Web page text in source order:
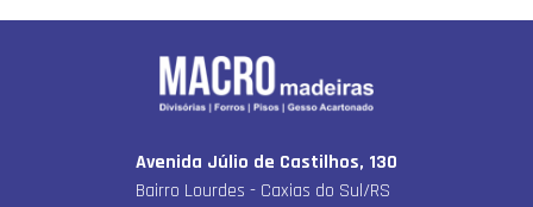
Avenida Júlio de Castilhos, 130
Bairro Lourdes - Caxias do Sul/RS